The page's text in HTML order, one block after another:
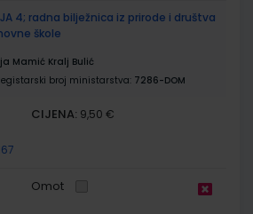
I JA 4; radna bilježnica iz prirode i društva
škole
Mamić Kralj Bulić
broj ministarstva: 7286-DOM
CIJENA: 9,50 €
Omot